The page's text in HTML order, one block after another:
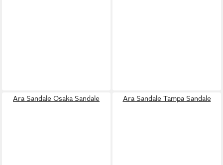
Ara Sandale Osaka Sandale Ara Sandale Tampa Sandale